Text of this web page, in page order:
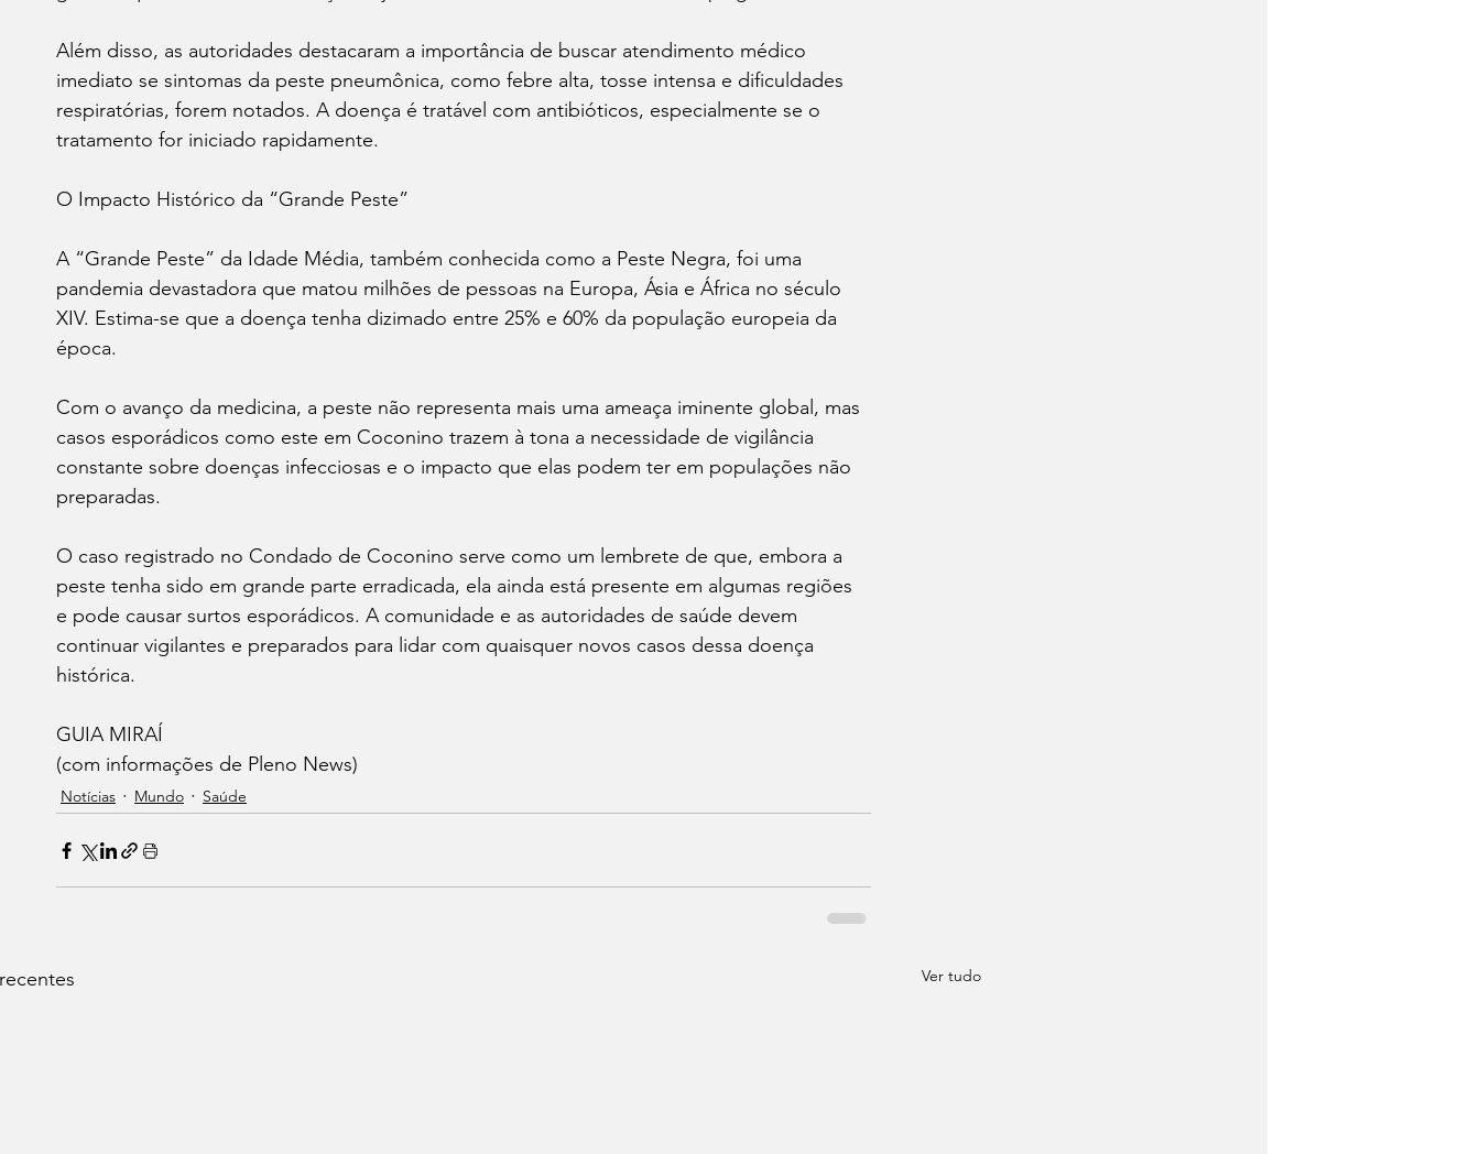
Além disso, as autoridades destacaram a importância de buscar atendimento médico
imediato se sintomas da peste pneumônica, como febre alta, tosse intensa e dificuldades
respiratórias, forem notados. A doença é tratável com antibióticos, especialmente se o
tratamento for iniciado rapidamente.
O Impacto Histórico da “Grande Peste”
A “Grande Peste” da Idade Média, também conhecida como a Peste Negra, foi uma
pandemia devastadora que matou milhões de pessoas na Europa, Ásia e África no século
XIV. Estima-se que a doença tenha dizimado entre 25% e 60% da população europeia da
época.
Com o avanço da medicina, a peste não representa mais uma ameaça iminente global, mas
casos esporádicos como este em Coconino trazem à tona a necessidade de vigilância
constante sobre doenças infecciosas e o impacto que elas podem ter em populações não
preparadas.
O caso registrado no Condado de Coconino serve como um lembrete de que, embora a
peste tenha sido em grande parte erradicada, ela ainda está presente em algumas regiões
e pode causar surtos esporádicos. A comunidade e as autoridades de saúde devem
continuar vigilantes e preparados para lidar com quaisquer novos casos dessa doença
histórica.
GUIA MIRAÍ
(com informações de Pleno News)
Notícias Mundo Saúde
Ver tudo